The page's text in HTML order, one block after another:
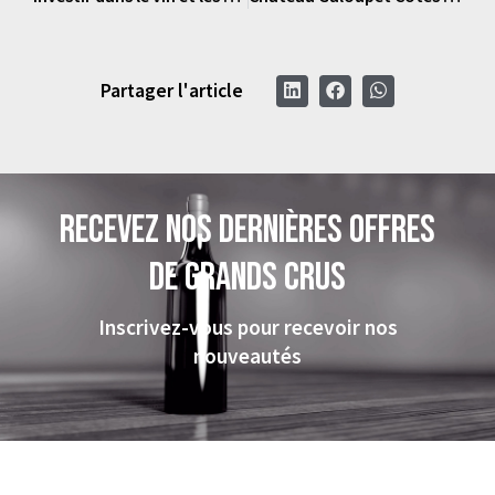
Partager l'article
Recevez nos dernières offres
de grands crus
Inscrivez-vous pour recevoir nos
nouveautés